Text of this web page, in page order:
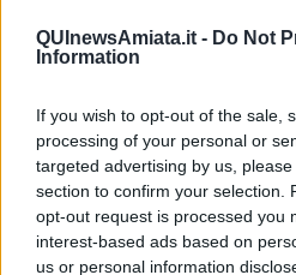
QUInewsAmiata.it - Do Not
Information
If you wish to opt-out of the sale,
processing of your personal or
targeted advertising by us,
section to confirm your selection.
opt-out request is processed you
interest-based ads based on
us or personal information